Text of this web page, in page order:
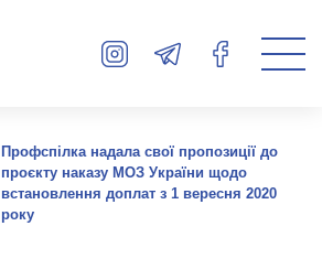
Профспілка надала свої пропозиції до
проєкту наказу МОЗ України щодо
встановлення доплат з 1 вересня 2020
року